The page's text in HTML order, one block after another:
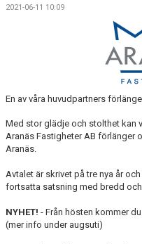
MATCHER
LOTTERIER
2021-06-11 10:09
En av våra huvudpartners
Med stor glädje och stolthet kan
Aranäs Fastigheter AB förlänger
Aranäs.
Avtalet är skrivet på tre nya år
fortsatta satsning med bredd
NYHET! - Från hösten kommer
(mer info under augsuti)